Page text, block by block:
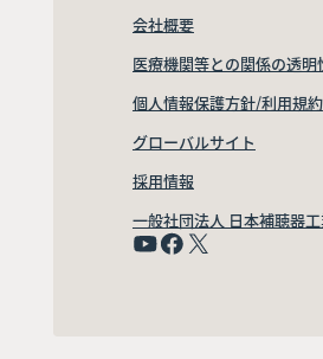
会社概要
医療機関等との関係の透
個人情報保護方針/利用規約
グローバルサイト
採用情報
一般社団法人 日本補聴器